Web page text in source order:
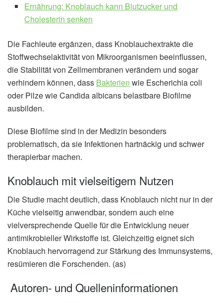
Ernährung: Knoblauch kann Blutzucker und
Cholesterin senken
Die Fachleute ergänzen, dass Knoblauchextrakte die
Stoffwechselaktivität von Mikroorganismen beeinflussen,
die Stabilität von Zellmembranen verändern und sogar
verhindern können, dass Bakterien wie Escherichia coli
oder Pilze wie Candida albicans belastbare Biofilme
ausbilden.
Diese Biofilme sind in der Medizin besonders
problematisch, da sie Infektionen hartnäckig und schwer
therapierbar machen.
Knoblauch mit vielseitigem Nutzen
Die Studie macht deutlich, dass Knoblauch nicht nur in der
Küche vielseitig anwendbar, sondern auch eine
vielversprechende Quelle für die Entwicklung neuer
antimikrobieller Wirkstoffe ist. Gleichzeitig eignet sich
Knoblauch hervorragend zur Stärkung des Immunsystems,
resümieren die Forschenden. (as)
Autoren- und Quelleninformationen